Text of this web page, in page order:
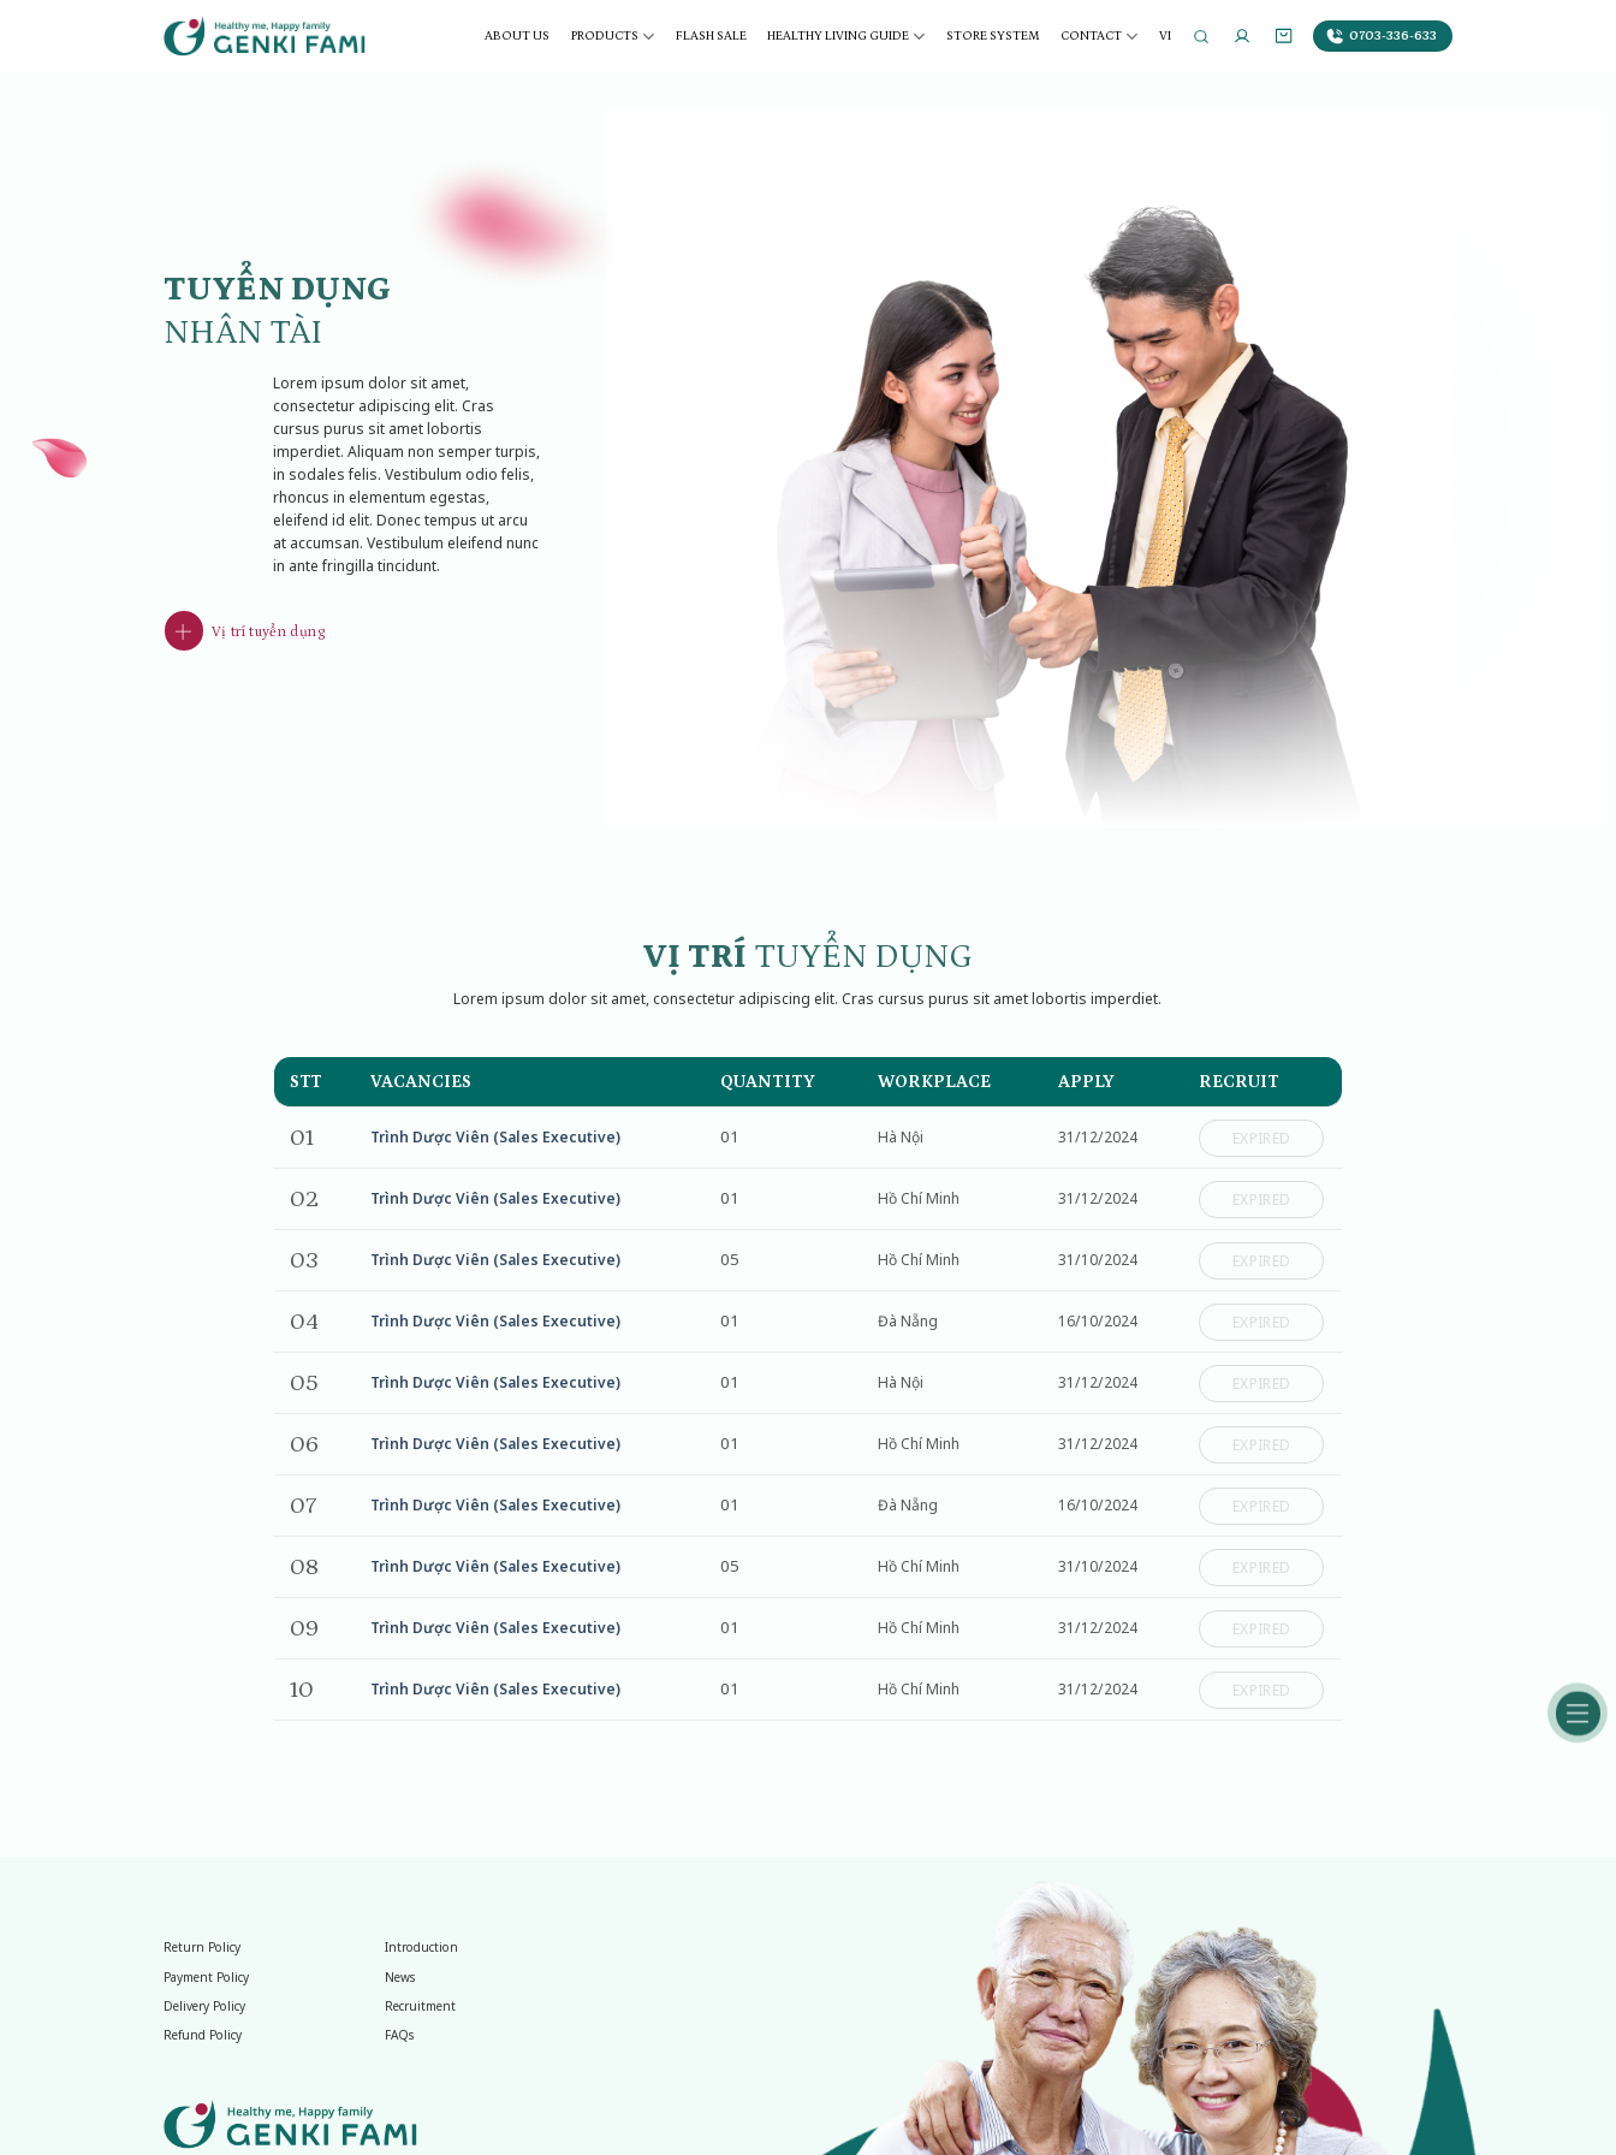
ABOUT US PRODUCTS FLASH SALE HEALTHY LIVING GUIDE STORE SYSTEM CONTACT VI 0703-336-633
TUYỂN DỤNG
NHÂN TÀI
Lorem ipsum dolor sit amet,
consectetur adipiscing elit. Cras
cursus purus sit amet lobortis
imperdiet. Aliquam non semper turpis,
in sodales felis. Vestibulum odio felis,
rhoncus in elementum egestas,
eleifend id elit. Donec tempus ut arcu
at accumsan. Vestibulum eleifend nunc
in ante fringilla tincidunt.
Vị trí tuyển dụng
VỊ TRÍ TUYỂN DỤNG
Lorem ipsum dolor sit amet, consectetur adipiscing elit. Cras cursus purus sit amet lobortis imperdiet.
STT VACANCIES QUANTITY WORKPLACE APPLY RECRUIT
01 Trình Dược Viên (Sales Executive) 01 Hà Nội 31/12/2024 EXPIRED
02 Trình Dược Viên (Sales Executive) 01 Hồ Chí Minh 31/12/2024 EXPIRED
03 Trình Dược Viên (Sales Executive) 05 Hồ Chí Minh 31/10/2024 EXPIRED
04 Trình Dược Viên (Sales Executive) 01 Đà Nẵng 16/10/2024 EXPIRED
05 Trình Dược Viên (Sales Executive) 01 Hà Nội 31/12/2024 EXPIRED
06 Trình Dược Viên (Sales Executive) 01 Hồ Chí Minh 31/12/2024 EXPIRED
07 Trình Dược Viên (Sales Executive) 01 Đà Nẵng 16/10/2024 EXPIRED
08 Trình Dược Viên (Sales Executive) 05 Hồ Chí Minh 31/10/2024 EXPIRED
09 Trình Dược Viên (Sales Executive) 01 Hồ Chí Minh 31/12/2024 EXPIRED
10 Trình Dược Viên (Sales Executive) 01 Hồ Chí Minh 31/12/2024 EXPIRED
Return Policy
Payment Policy
Delivery Policy
Refund Policy
Introduction
News
Recruitment
FAQs